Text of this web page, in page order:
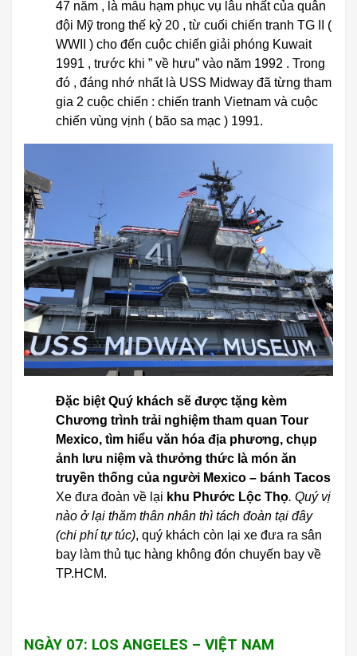
47 năm , là mẫu hạm phục vụ lâu nhất của quân
đội Mỹ trong thế kỷ 20 , từ cuối chiến tranh TG II (
WWII ) cho đến cuộc chiến giải phóng Kuwait
1991 , trước khi ” về hưu” vào năm 1992 . Trong
đó , đáng nhớ nhất là USS Midway đã từng tham
gia 2 cuộc chiến : chiến tranh Vietnam và cuộc
chiến vùng vịnh ( bão sa mạc ) 1991.
Đặc biệt Quý khách sẽ được tặng kèm
Chương trình trải nghiệm tham quan Tour
Mexico, tìm hiểu văn hóa địa phương, chụp
ảnh lưu niệm và thưởng thức là món ăn
truyền thống của người Mexico – bánh Tacos
Xe đưa đoàn về lại khu Phước Lộc Thọ. Quý vị
nào ở lại thăm thân nhân thì tách đoàn tại đây
(chi phí tự túc), quý khách còn lại xe đưa ra sân
bay làm thủ tục hàng không đón chuyến bay về
TP.HCM.
NGÀY 07: LOS ANGELES – VIỆT NAM